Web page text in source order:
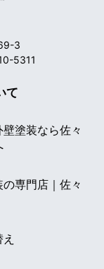
3
5311
て
塗装なら佐々
の専門店｜佐々